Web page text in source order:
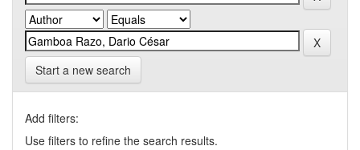
Start a new search
Add filters:
Use filters to refine the search results.